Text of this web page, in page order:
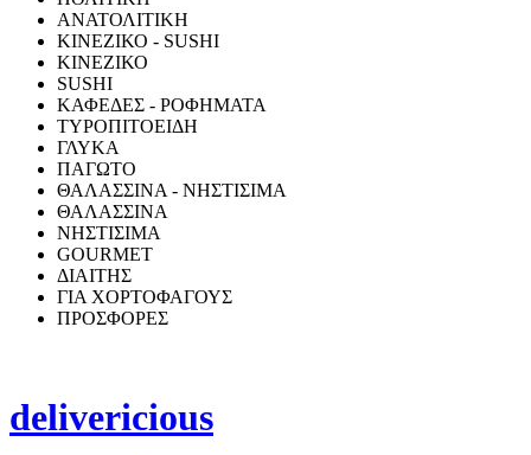
ΑΝΑΤΟΛΙΤΙΚΗ
ΚΙΝΕΖΙΚΟ - SUSHI
ΚΙΝΕΖΙΚΟ
SUSHI
ΚΑΦΕΔΕΣ - ΡΟΦΗΜΑΤΑ
ΤΥΡΟΠΙΤΟΕΙΔΗ
ΓΛΥΚΑ
ΠΑΓΩΤΟ
ΘΑΛΑΣΣΙΝΑ - ΝΗΣΤΙΣΙΜΑ
ΘΑΛΑΣΣΙΝΑ
ΝΗΣΤΙΣΙΜΑ
GOURMET
ΔΙΑΙΤΗΣ
ΓΙΑ ΧΟΡΤΟΦΑΓΟΥΣ
ΠΡΟΣΦΟΡΕΣ
delivericious